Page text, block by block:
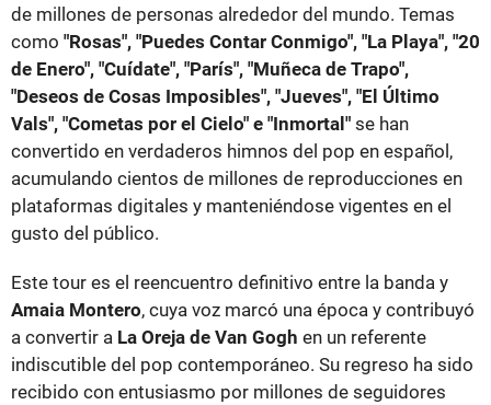
de millones de personas alrededor del mundo. Temas
como "Rosas", "Puedes Contar Conmigo", "La Playa", "20
de Enero", "Cuídate", "París", "Muñeca de Trapo",
"Deseos de Cosas Imposibles", "Jueves", "El Último
Vals", "Cometas por el Cielo" e "Inmortal" se han
convertido en verdaderos himnos del pop en español,
acumulando cientos de millones de reproducciones en
plataformas digitales y manteniéndose vigentes en el
gusto del público.
Este tour es el reencuentro definitivo entre la banda y
Amaia Montero, cuya voz marcó una época y contribuyó
a convertir a La Oreja de Van Gogh en un referente
indiscutible del pop contemporáneo. Su regreso ha sido
recibido con entusiasmo por millones de seguidores